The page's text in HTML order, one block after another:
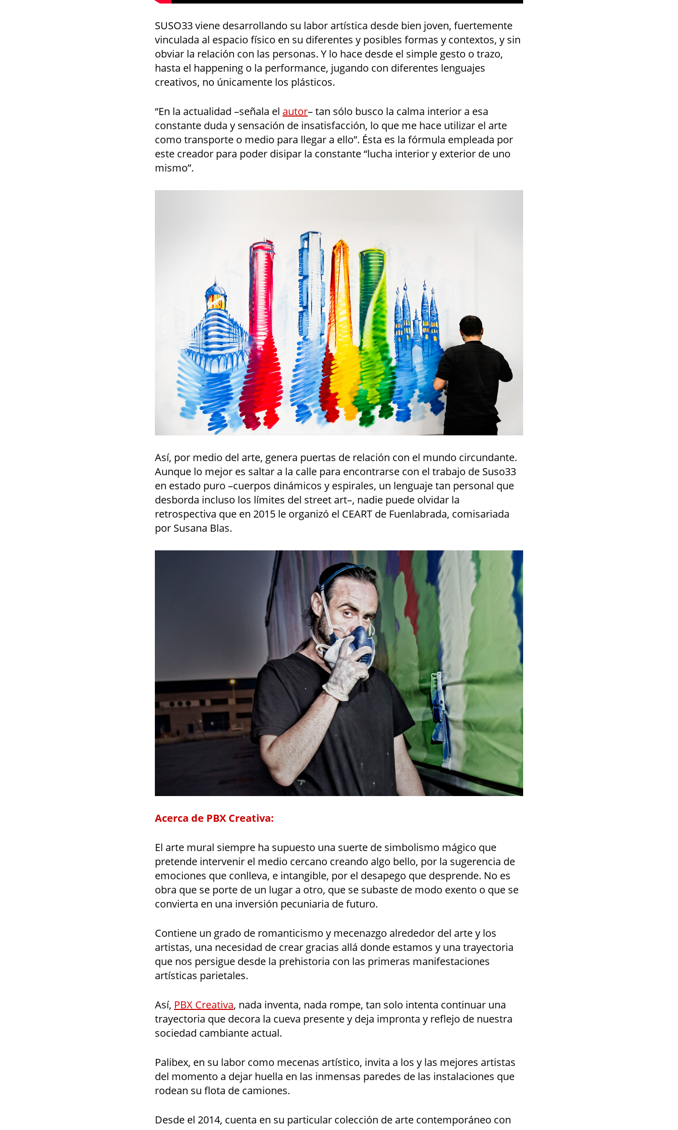
SUSO33 viene desarrollando su labor artística desde bien joven, fuertemente
vinculada al espacio físico en su diferentes y posibles formas y contextos, y sin
obviar la relación con las personas. Y lo hace desde el simple gesto o trazo,
hasta el happening o la performance, jugando con diferentes lenguajes
creativos, no únicamente los plásticos.
“En la actualidad –señala el autor– tan sólo busco la calma interior a esa
constante duda y sensación de insatisfacción, lo que me hace utilizar el arte
como transporte o medio para llegar a ello”. Ésta es la fórmula empleada por
este creador para poder disipar la constante “lucha interior y exterior de uno
mismo”.
Así, por medio del arte, genera puertas de relación con el mundo circundante.
Aunque lo mejor es saltar a la calle para encontrarse con el trabajo de Suso33
en estado puro –cuerpos dinámicos y espirales, un lenguaje tan personal que
desborda incluso los límites del street art–, nadie puede olvidar la
retrospectiva que en 2015 le organizó el CEART de Fuenlabrada, comisariada
por Susana Blas.
Acerca de PBX Creativa:
El arte mural siempre ha supuesto una suerte de simbolismo mágico que
pretende intervenir el medio cercano creando algo bello, por la sugerencia de
emociones que conlleva, e intangible, por el desapego que desprende. No es
obra que se porte de un lugar a otro, que se subaste de modo exento o que se
convierta en una inversión pecuniaria de futuro.
Contiene un grado de romanticismo y mecenazgo alrededor del arte y los
artistas, una necesidad de crear gracias allá donde estamos y una trayectoria
que nos persigue desde la prehistoria con las primeras manifestaciones
artísticas parietales.
Así, PBX Creativa, nada inventa, nada rompe, tan solo intenta continuar una
trayectoria que decora la cueva presente y deja impronta y reflejo de nuestra
sociedad cambiante actual.
Palibex, en su labor como mecenas artístico, invita a los y las mejores artistas
del momento a dejar huella en las inmensas paredes de las instalaciones que
rodean su flota de camiones.
Desde el 2014, cuenta en su particular colección de arte contemporáneo con